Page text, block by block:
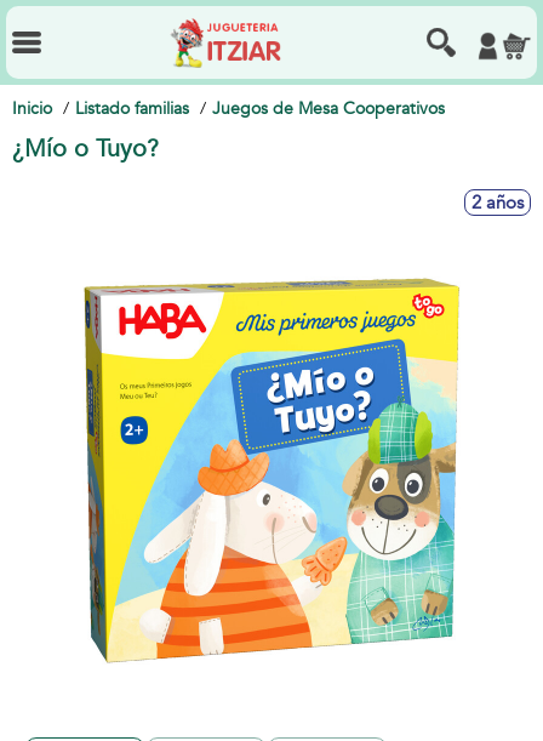
Inicio Listado familias Juegos de Mesa Cooperativos
¿Mío o Tuyo?
2 años